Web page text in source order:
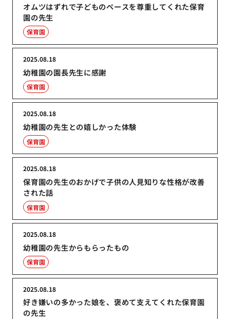
オムツはずれで子どものペースを尊重してくれた保育
園の先生
保育園
幼稚園の園長先生に感謝
2025.08.18
保育園
幼稚園の先生との嬉しかった体験
2025.08.18
保育園
保育園の先生のおかげで子供の人見知りな性格が改善
された話
2025.08.18
保育園
幼稚園の先生からもらったもの
2025.08.18
保育園
好き嫌いの多かった娘を、褒めて支えてくれた保育園
の先生
2025.08.18